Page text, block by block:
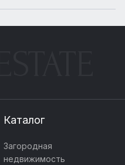
Каталог
Загородная
недвижимость